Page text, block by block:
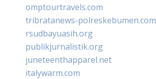
omptourtravels.com
tribratanews-polreskebumen.com
rsudbayuasih.org
publikjurnalistik.org
juneteenthapparel.net
italywarm.com